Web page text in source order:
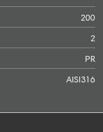
200
2
PR
AISI316